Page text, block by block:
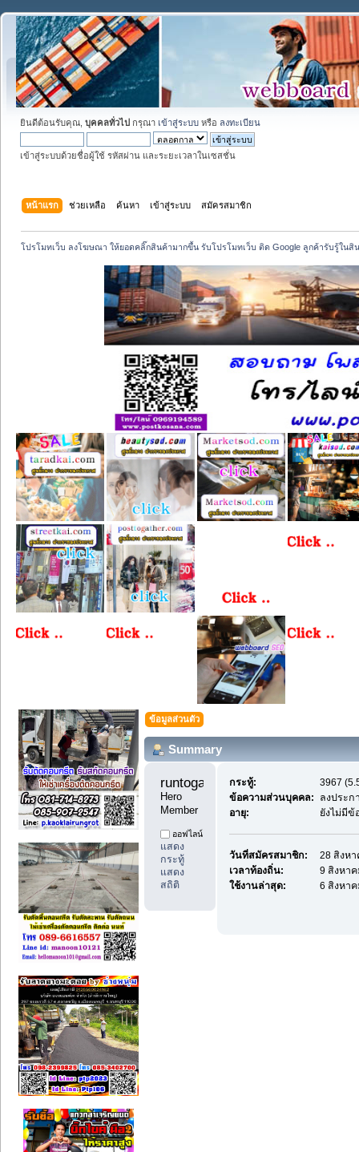
ยินดีต้อนรับคุณ, บุคคลทั่วไป กรุณา เข้าสู่ระบบ หรือ ลงทะเบียน
เข้าสู่ระบบด้วยชื่อผู้ใช้ รหัสผ่าน และระยะเวลาในเซสชั่น
หน้าแรก ช่วยเหลือ ค้นหา เข้าสู่ระบบ สมัครสมาชิก
โปรโมทเว็บ ลงโฆษณา ให้ยอดคลิ๊กสินค้ามากขึ้น รับโปรโมทเว็บ ติด Google ลูกค้ารับรู้ใน
ข้อมูลส่วนตัว
Summary
Hero
Member
ออฟไลน์
แสดง
กระทู้
แสดง
สถิติ
กระทู้:
3967
ข้อความส่วนบุคคล:
ลงประ
อายุ:
ยังไม่มีข้
วันที่สมัครสมาชิก:
28 สิงหา
เวลาท้องถิ่น:
9 สิงหาค
ใช้งานล่าสุด:
6 สิงหาค